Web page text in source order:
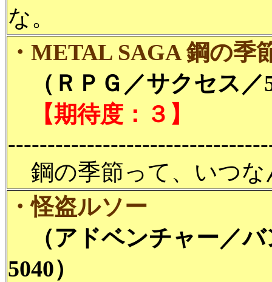
な。
・METAL SAGA 鋼の季
（ＲＰＧ／サクセス／
【期待度：３】
鋼の季節って、いつな
・怪盗ルソー
（アドベンチャー／バ
5040）